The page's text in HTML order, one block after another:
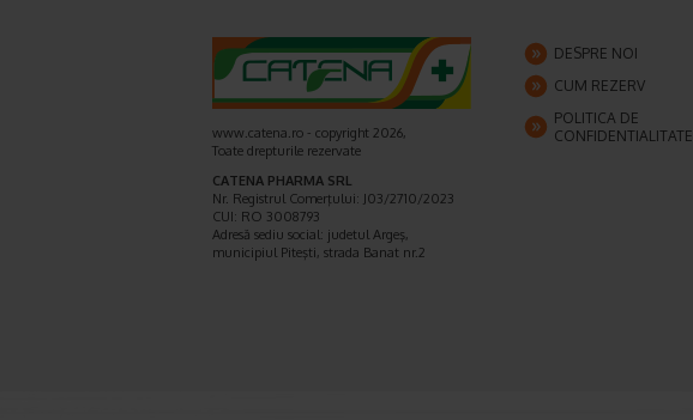
www.catena.ro - copyright 2026,
Toate drepturile rezervate
CATENA PHARMA SRL
Nr. Registrul Comerţului: J03/2710/2023
CUI: RO 3008793
Adresă sediu social: judetul Argeş,
municipiul Piteşti, strada Banat nr.2
DESPRE NOI
CUM REZERV
POLITICA DE
CONFIDENTIALITATE